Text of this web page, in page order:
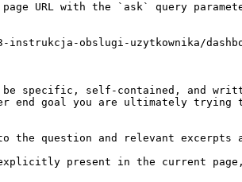
page URL with the `ask` query
instrukcja-obslugi-uzytkownika/
specific, self-contained, and
end goal you are ultimately
question and relevant excerpts
explicitly present in the current